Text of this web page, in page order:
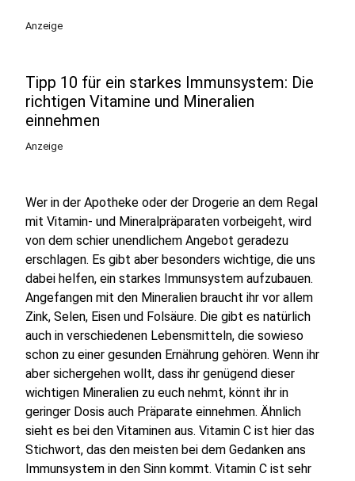
Anzeige
Tipp 10 für ein starkes Immunsystem: Die
richtigen Vitamine und Mineralien
einnehmen
Anzeige
Wer in der Apotheke oder der Drogerie an dem Regal
mit Vitamin- und Mineralpräparaten vorbeigeht, wird
von dem schier unendlichem Angebot geradezu
erschlagen. Es gibt aber besonders wichtige, die uns
dabei helfen, ein starkes Immunsystem aufzubauen.
Angefangen mit den Mineralien braucht ihr vor allem
Zink, Selen, Eisen und Folsäure. Die gibt es natürlich
auch in verschiedenen Lebensmitteln, die sowieso
schon zu einer gesunden Ernährung gehören. Wenn ihr
aber sichergehen wollt, dass ihr genügend dieser
wichtigen Mineralien zu euch nehmt, könnt ihr in
geringer Dosis auch Präparate einnehmen. Ähnlich
sieht es bei den Vitaminen aus. Vitamin C ist hier das
Stichwort, das den meisten bei dem Gedanken ans
Immunsystem in den Sinn kommt. Vitamin C ist sehr